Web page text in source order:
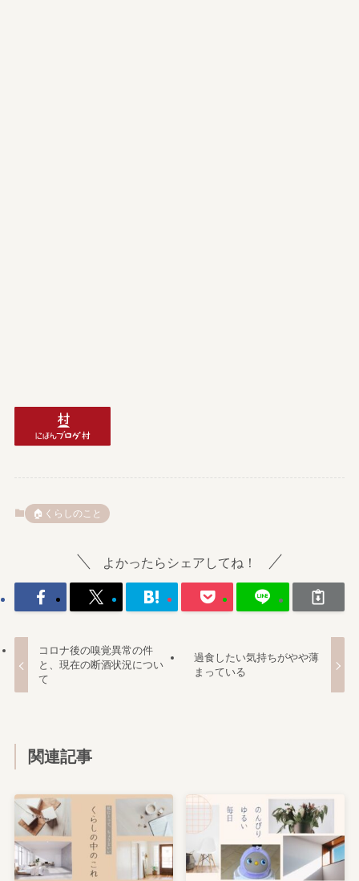
🏠️くらしのこと
よかったらシェアしてね！
コロナ後の嗅覚異常の件
と、現在の断酒状況につい
て
過食したい気持ちがやや薄
まっている
関連記事